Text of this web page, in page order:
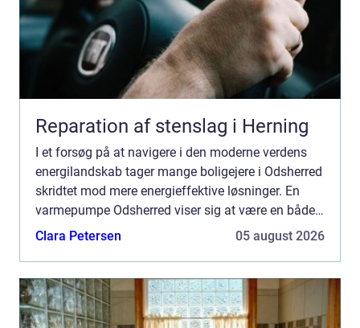
Reparation af stenslag i Herning
I et forsøg på at navigere i den moderne verdens
energilandskab tager mange boligejere i Odsherred
skridtet mod mere energieffektive løsninger. En
varmepumpe Odsherred viser sig at være en både
effektiv og bæredy...
Clara Petersen 05 august 2026